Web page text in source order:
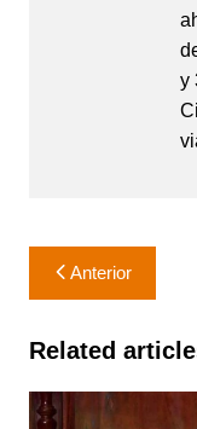
y
Navegación
de
entradas
Anterior
Related